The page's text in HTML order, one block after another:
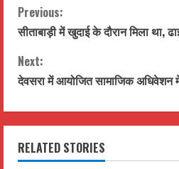
C
o
n
t
i
Previous:
सीताबाड़ी में खुदाई के दौरान मिला था,
Next:
देवसरा में आयोजित सामाजिक अधिवेशन में
RELATED STORIES